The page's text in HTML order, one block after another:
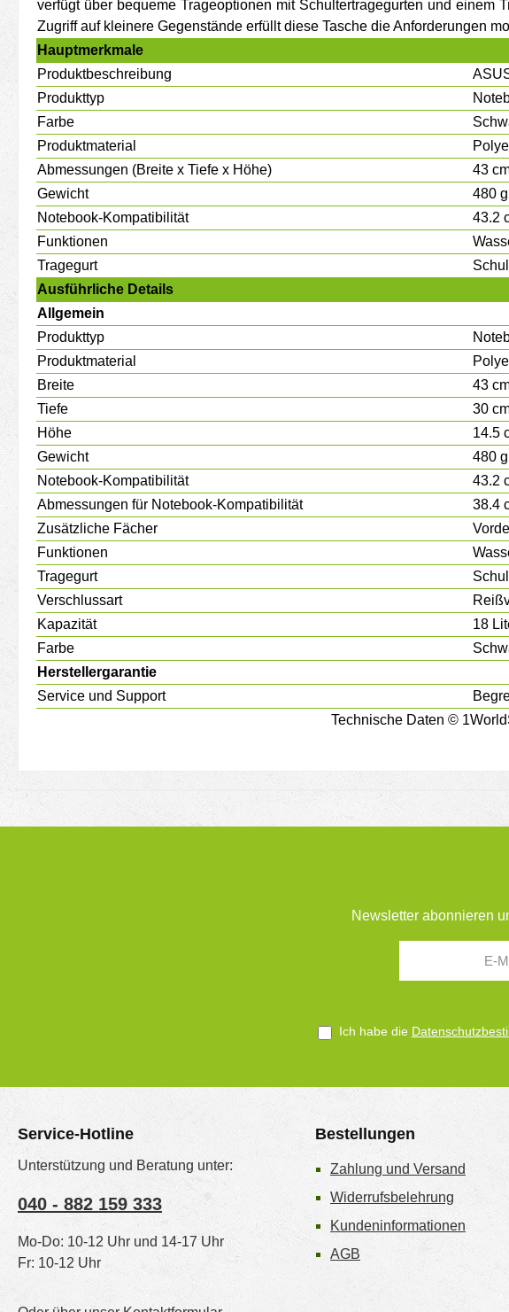
verfügt über bequeme Trageoptionen mit Schultertragegurten und einem
Zugriff auf kleinere Gegenstände erfüllt diese Tasche die Anforderungen
Hauptmerkmale
Produktbeschreibung
Produkttyp
Farbe
Produktmaterial
Abmessungen (Breite x Tiefe x Höhe)
43
Gewicht
480 g
Notebook-Kompatibilität
43.2
Funktionen
Tragegurt
Ausführliche Details
Allgemein
Produkttyp
Produktmaterial
Breite
43
Tiefe
30
Höhe
14.5
Gewicht
480 g
Notebook-Kompatibilität
43.2
Abmessungen für Notebook-Kompatibilität
38.4
Zusätzliche Fächer
Funktionen
Tragegurt
Verschlussart
Kapazität
18
Farbe
Herstellergarantie
Service und Support
Technische Daten ©
Newsletter abonnieren
Ich habe die
Service-Hotline
Unterstützung und Beratung unter:
040 - 882 159 333
Mo-Do: 10-12 Uhr und 14-17 Uhr
Fr: 10-12 Uhr
Bestellungen
Zahlung und Versand
Widerrufsbelehrung
Kundeninformationen
AGB